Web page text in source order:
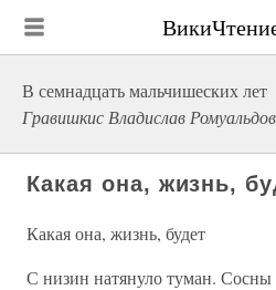
В семнадцать мальчишеских лет
Гравишкис Владислав
Какая она, жизнь,
Какая она, жизнь, будет
С низин натянуло туман. Сосны